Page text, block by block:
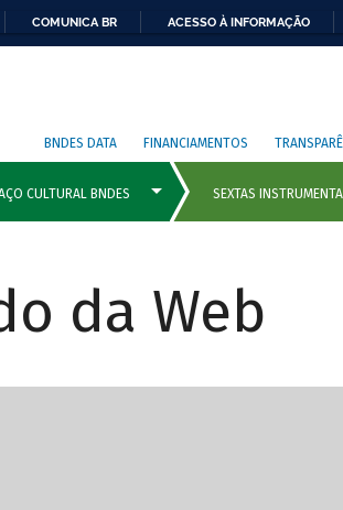
COMUNICA BR ACESSO À INFORMAÇÃO
BNDES DATA FINANCIAMENTOS
da Web